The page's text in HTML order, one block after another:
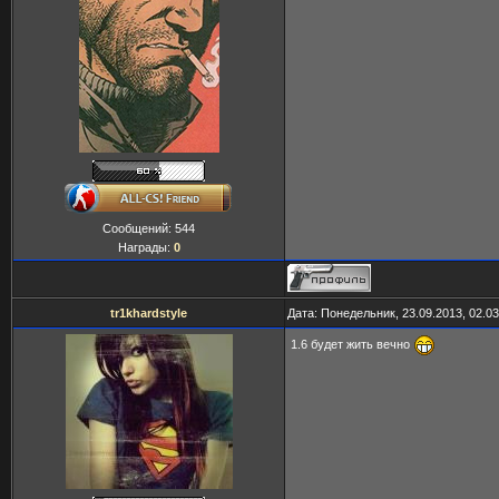
Сообщений: 544
Награды: 0
tr1khardstyle Дата: Понедельник, 23.09.2013,
1.6 будет жить вечно